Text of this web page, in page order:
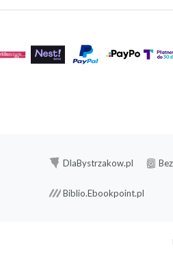
DlaBystrzakow.pl
Biblio.Ebookpoint.pl